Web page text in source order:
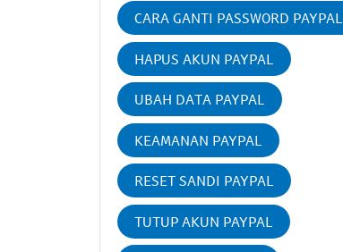
CARA GANTI PASSWORD PAYPAL
HAPUS AKUN PAYPAL
UBAH DATA PAYPAL
KEAMANAN PAYPAL
RESET SANDI PAYPAL
TUTUP AKUN PAYPAL